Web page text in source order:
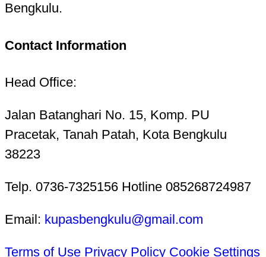
Bengkulu.
Contact Information
Head Office:
Jalan Batanghari No. 15, Komp. PU
Pracetak, Tanah Patah, Kota Bengkulu
38223
Telp. 0736-7325156 Hotline 085268724987
Email: kupasbengkulu@gmail.com
Terms of Use Privacy Policy Cookie Settings